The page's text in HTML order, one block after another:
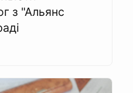
з "Альянс